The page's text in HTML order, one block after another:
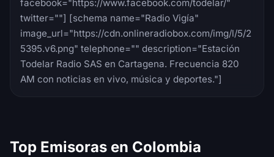
facebook="https://www.facebook.com/todelar/"
twitter=""] [schema name="Radio Vigía"
image_url="https://cdn.onlineradiobox.com/img/l/5/2
5395.v6.png" telephone="" description="Estación
Todelar Radio SAS en Cartagena. Frecuencia 820
AM con noticias en vivo, música y deportes."]
Top Emisoras en Colombia